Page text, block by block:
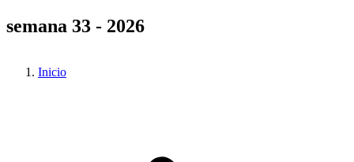
semana 33 - 2026
Inicio